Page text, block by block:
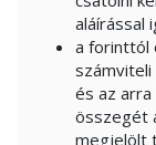
aláírással
a forinttól
és az
összegét
megjelölt